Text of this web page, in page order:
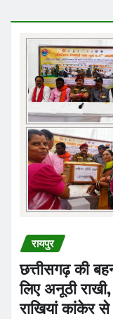
रायपुर
छत्तीसगढ़ की
लिए अनूठी
राखियां कांकेर से